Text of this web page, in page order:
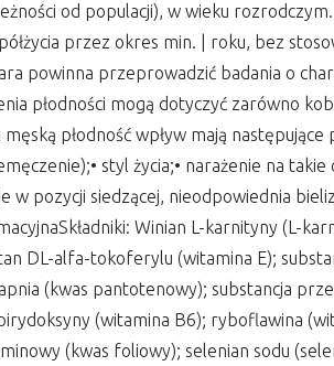
od populacji), w wieku
przez okres min. | roku, bez
powinna przeprowadzić badania o
płodności mogą dotyczyć zarówno
płodność wpływ mają
styl życia;• narażenie na
w pozycji siedzącej, nieodpowiednia
Winian L-karnityny (L-
DL-alfa-tokoferylu (witamina E);
(kwas pantotenowy); substancja
(witamina B6); ryboflawina
(kwas foliowy); selenian sodu